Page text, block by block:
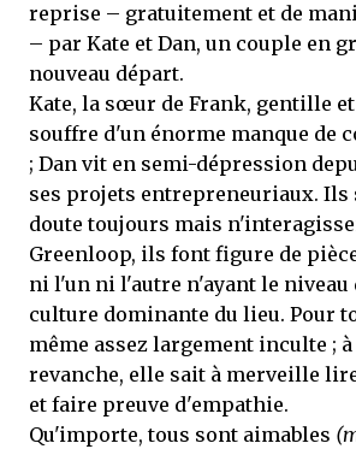
reprise – gratuitement et de
– par Kate et Dan, un couple en
nouveau départ.
Kate, la sœur de Frank, gentille
souffre d'un énorme manque de
; Dan vit en semi-dépression
ses projets entrepreneuriaux. Ils
doute toujours mais
Greenloop, ils font figure de
ni l'un ni l'autre n'ayant le niveau
culture dominante du lieu. Pour
même assez largement inculte ;
revanche, elle sait à merveille
et faire preuve d'empathie.
Qu'importe, tous sont aimables